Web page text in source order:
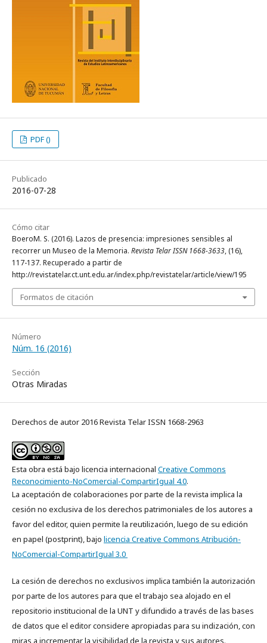
PDF ()
Publicado
2016-07-28
Cómo citar
BoeroM. S. (2016). Lazos de presencia: impresiones sensibles al
recorrer un Museo de la Memoria. Revista Telar ISSN 1668-3633, (16),
117-137. Recuperado a partir de
http://revistatelar.ct.unt.edu.ar/index.php/revistatelar/article/view/195
Formatos de citación
Número
Núm. 16 (2016)
Sección
Otras Miradas
Derechos de autor 2016 Revista Telar ISSN 1668-2963
Esta obra está bajo licencia internacional Creative Commons
Reconocimiento-NoComercial-CompartirIgual 4.0.
La aceptación de colaboraciones por parte de la revista implica la
cesión no exclusiva de los derechos patrimoniales de los autores a
favor del editor, quien permite la reutilización, luego de su edición
en papel (postprint), bajo licencia Creative Commons Atribución-
NoComercial-CompartirIgual 3.0
La cesión de derechos no exclusivos implica también la autorización
por parte de los autores para que el trabajo sea alojado en el
repositorio institucional de la UNT y difundido a través de las bases
de datos que el editor considere apropiadas para su indización, con
miras a incrementar la visibilidad de la revista y sus autores.